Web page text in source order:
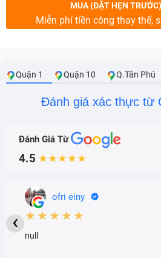
MUA (ĐẶT HẸN TRƯỚC)
Miễn phí tiền công thay thế,
Quận 1 Quận 10 Q.Tân Phú
Đánh giá xác thực từ
Đánh Giá Từ
4.5 ★★★★★
ofri einy
★★★★★
null
‹